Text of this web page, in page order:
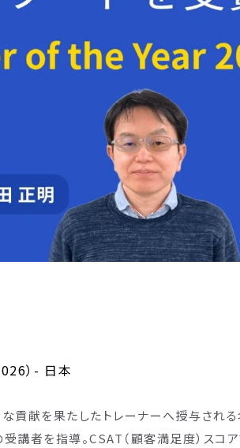
）- 日本
献を果たしたトレーナーへ授与される
講者を指導。CSAT（顧客満足度）ス